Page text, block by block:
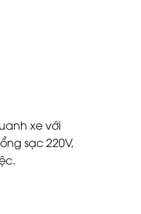
xe với
sạc 220V,